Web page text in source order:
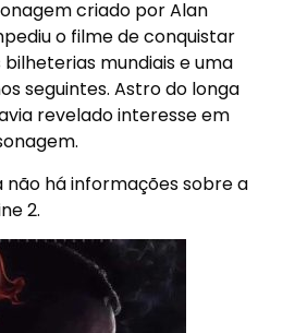
criado por Alan
o filme de conquistar
bilheterias mundiais e uma
seguintes. Astro do longa
revelado interesse em
não há informações sobre a
2.